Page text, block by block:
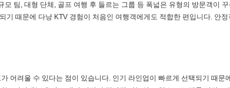
모 팀, 대형 단체, 골프 여행 후 들르는 그룹 등 폭넓은 유형의 방문객이
기 때문에 다낭 KTV 경험이 처음인 여행객에게도 적합한 편입니다. 안
어려울 수 있다는 점이 있습니다. 인기 라인업이 빠르게 선택되기 때문